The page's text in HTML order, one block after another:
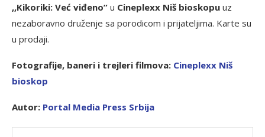
,,Kikoriki: Već viđeno” u Cineplexx Niš bioskopu uz
nezaboravno druženje sa porodicom i prijateljima. Karte su
u prodaji.
Fotografije, baneri i trejleri filmova: Cineplexx Niš
bioskop
Autor: Portal Media Press Srbija